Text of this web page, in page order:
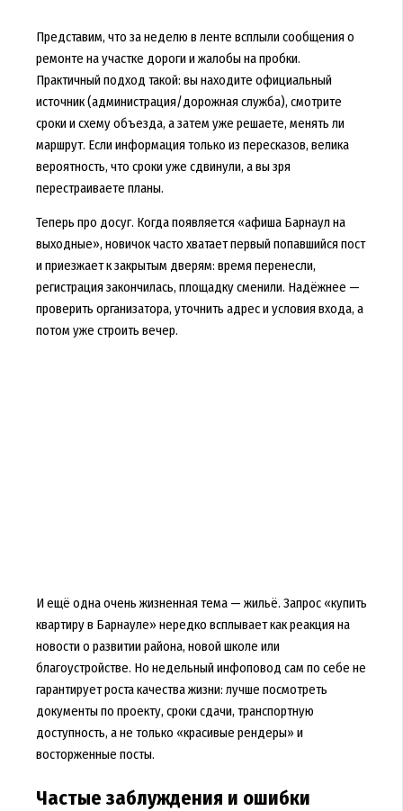
Представим, что за неделю в ленте всплыли сообщения о
ремонте на участке дороги и жалобы на пробки.
Практичный подход такой: вы находите официальный
источник (администрация/дорожная служба), смотрите
сроки и схему объезда, а затем уже решаете, менять ли
маршрут. Если информация только из пересказов, велика
вероятность, что сроки уже сдвинули, а вы зря
перестраиваете планы.
Теперь про досуг. Когда появляется «афиша Барнаул на
выходные», новичок часто хватает первый попавшийся пост
и приезжает к закрытым дверям: время перенесли,
регистрация закончилась, площадку сменили. Надёжнее —
проверить организатора, уточнить адрес и условия входа, а
потом уже строить вечер.
И ещё одна очень жизненная тема — жильё. Запрос «купить
квартиру в Барнауле» нередко всплывает как реакция на
новости о развитии района, новой школе или
благоустройстве. Но недельный инфоповод сам по себе не
гарантирует роста качества жизни: лучше посмотреть
документы по проекту, сроки сдачи, транспортную
доступность, а не только «красивые рендеры» и
восторженные посты.
Частые заблуждения и ошибки